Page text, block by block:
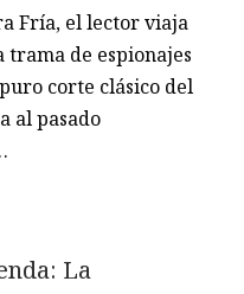
Fría, el lector viaja
trama de espionajes
corte clásico del
al pasado
La